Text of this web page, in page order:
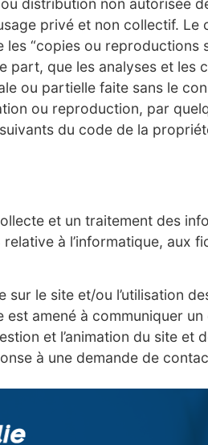
distribution non autorisée
privé et non collectif. Le
les “copies ou
part, que les analyses et
ou partielle faite sans le
ou reproduction, par
du code de la
et un traitement des
relative à l’informatique, aux
sur le site et/ou l’utilisation
est amené à communiquer
et l’animation du site
à une demande de